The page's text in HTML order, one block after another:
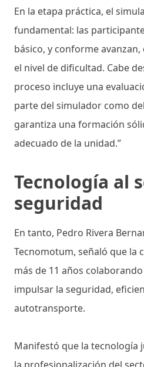
En la etapa práctica, el
fundamental: las
básico, y conforme
el nivel de dificultad. Cabe
proceso incluye una
parte del simulador como
garantiza una formación
adecuado de la unidad.”
Tecnología al
seguridad
En tanto, Pedro Rivera
Tecnomotum, señaló que la
más de 11 años
impulsar la seguridad,
autotransporte.
Manifestó que la tecnología